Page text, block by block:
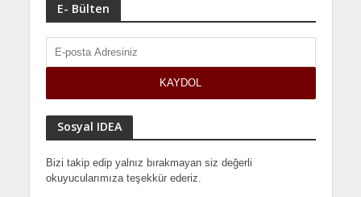
E- Bülten
Sosyal IDEA
Bizi takip edip yalnız bırakmayan siz değerli
okuyucularımıza teşekkür ederiz.